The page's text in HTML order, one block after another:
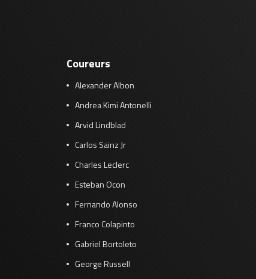
Coureurs
Alexander Albon
Andrea Kimi Antonelli
Arvid Lindblad
Carlos Sainz Jr
Charles Leclerc
Esteban Ocon
Fernando Alonso
Franco Colapinto
Gabriel Bortoleto
George Russell